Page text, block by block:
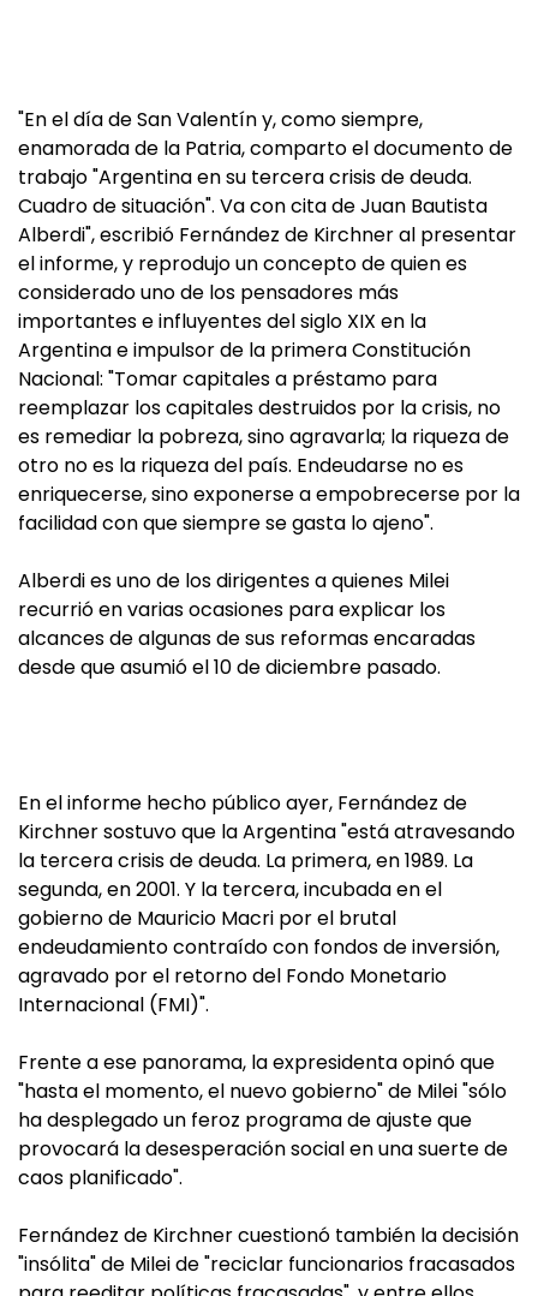
"En el día de San Valentín y, como siempre,
enamorada de la Patria, comparto el documento de
trabajo "Argentina en su tercera crisis de deuda.
Cuadro de situación". Va con cita de Juan Bautista
Alberdi", escribió Fernández de Kirchner al presentar
el informe, y reprodujo un concepto de quien es
considerado uno de los pensadores más
importantes e influyentes del siglo XIX en la
Argentina e impulsor de la primera Constitución
Nacional: "Tomar capitales a préstamo para
reemplazar los capitales destruidos por la crisis, no
es remediar la pobreza, sino agravarla; la riqueza de
otro no es la riqueza del país. Endeudarse no es
enriquecerse, sino exponerse a empobrecerse por la
facilidad con que siempre se gasta lo ajeno".
Alberdi es uno de los dirigentes a quienes Milei
recurrió en varias ocasiones para explicar los
alcances de algunas de sus reformas encaradas
desde que asumió el 10 de diciembre pasado.
En el informe hecho público ayer, Fernández de
Kirchner sostuvo que la Argentina "está atravesando
la tercera crisis de deuda. La primera, en 1989. La
segunda, en 2001. Y la tercera, incubada en el
gobierno de Mauricio Macri por el brutal
endeudamiento contraído con fondos de inversión,
agravado por el retorno del Fondo Monetario
Internacional (FMI)".
Frente a ese panorama, la expresidenta opinó que
"hasta el momento, el nuevo gobierno" de Milei "sólo
ha desplegado un feroz programa de ajuste que
provocará la desesperación social en una suerte de
caos planificado".
Fernández de Kirchner cuestionó también la decisión
"insólita" de Milei de "reciclar funcionarios fracasados